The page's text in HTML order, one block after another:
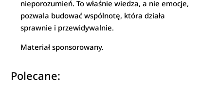
nieporozumień. To właśnie wiedza, a nie emocje,
pozwala budować wspólnotę, która działa
sprawnie i przewidywalnie.
Materiał sponsorowany.
Polecane: